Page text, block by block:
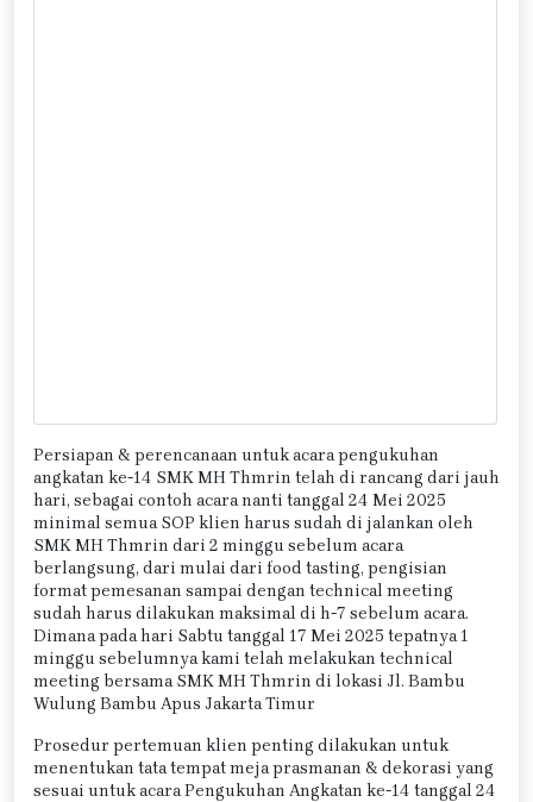
Persiapan & perencanaan untuk acara pengukuhan
angkatan ke-14 SMK MH Thmrin telah di rancang dari jauh
hari, sebagai contoh acara nanti tanggal 24 Mei 2025
minimal semua SOP klien harus sudah di jalankan oleh
SMK MH Thmrin dari 2 minggu sebelum acara
berlangsung, dari mulai dari food tasting, pengisian
format pemesanan sampai dengan technical meeting
sudah harus dilakukan maksimal di h-7 sebelum acara.
Dimana pada hari Sabtu tanggal 17 Mei 2025 tepatnya 1
minggu sebelumnya kami telah melakukan technical
meeting bersama SMK MH Thmrin di lokasi Jl. Bambu
Wulung Bambu Apus Jakarta Timur
Prosedur pertemuan klien penting dilakukan untuk
menentukan tata tempat meja prasmanan & dekorasi yang
sesuai untuk acara Pengukuhan Angkatan ke-14 tanggal 24